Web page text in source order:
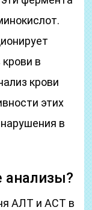
в
крови
этих
в
анализы?
АЛТ и АСТ в